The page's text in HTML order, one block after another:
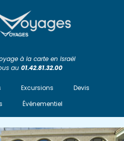
à la carte en Israël
au 01.42.81.32.00
Excursions
Devis
Événementiel